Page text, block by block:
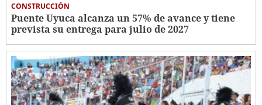
CONSTRUCCIÓN
Puente Uyuca alcanza un 57% de avance y tiene
prevista su entrega para julio de 2027